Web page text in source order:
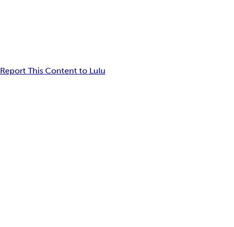
Report This Content to Lulu